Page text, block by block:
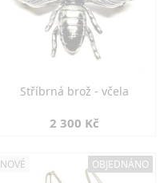
Stříbrná brož - včela
2 300 Kč
NOVÉ OBJEDNÁNO